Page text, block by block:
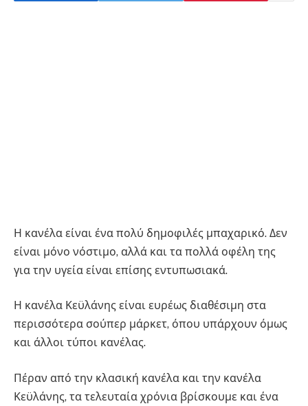
Η κανέλα είναι ένα πολύ δημοφιλές μπαχαρικό. Δεν
είναι μόνο νόστιμο, αλλά και τα πολλά οφέλη της
για την υγεία είναι επίσης εντυπωσιακά.
Η κανέλα Κεϋλάνης είναι ευρέως διαθέσιμη στα
περισσότερα σούπερ μάρκετ, όπου υπάρχουν όμως
και άλλοι τύποι κανέλας.
Πέραν από την κλασική κανέλα και την κανέλα
Κεϋλάνης, τα τελευταία χρόνια βρίσκουμε και ένα